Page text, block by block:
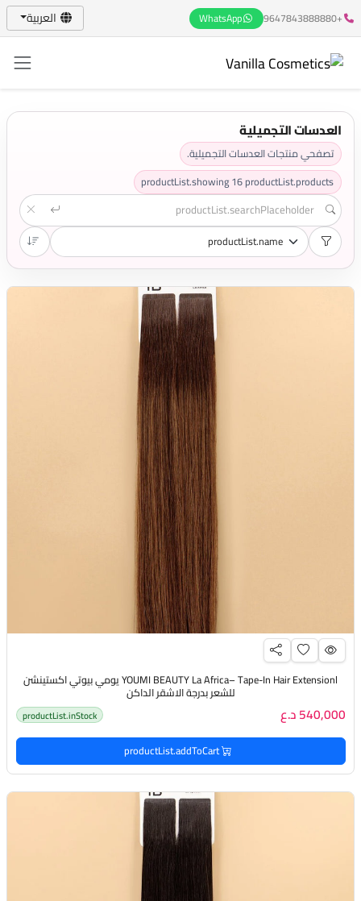
+9647843888880
WhatsApp العربية
العدسات التجميلية
تصفحي منتجات العدسات التجميلية.
productList.showing16productList.products
YOUMI BEAUTY La Africa– Tape-In Hair Extensionl يومي بيوتي اكستينشن
للشعر بدرجة الاشقر الداكن
540,000 د.ع productList.inStock
productList.addToCart